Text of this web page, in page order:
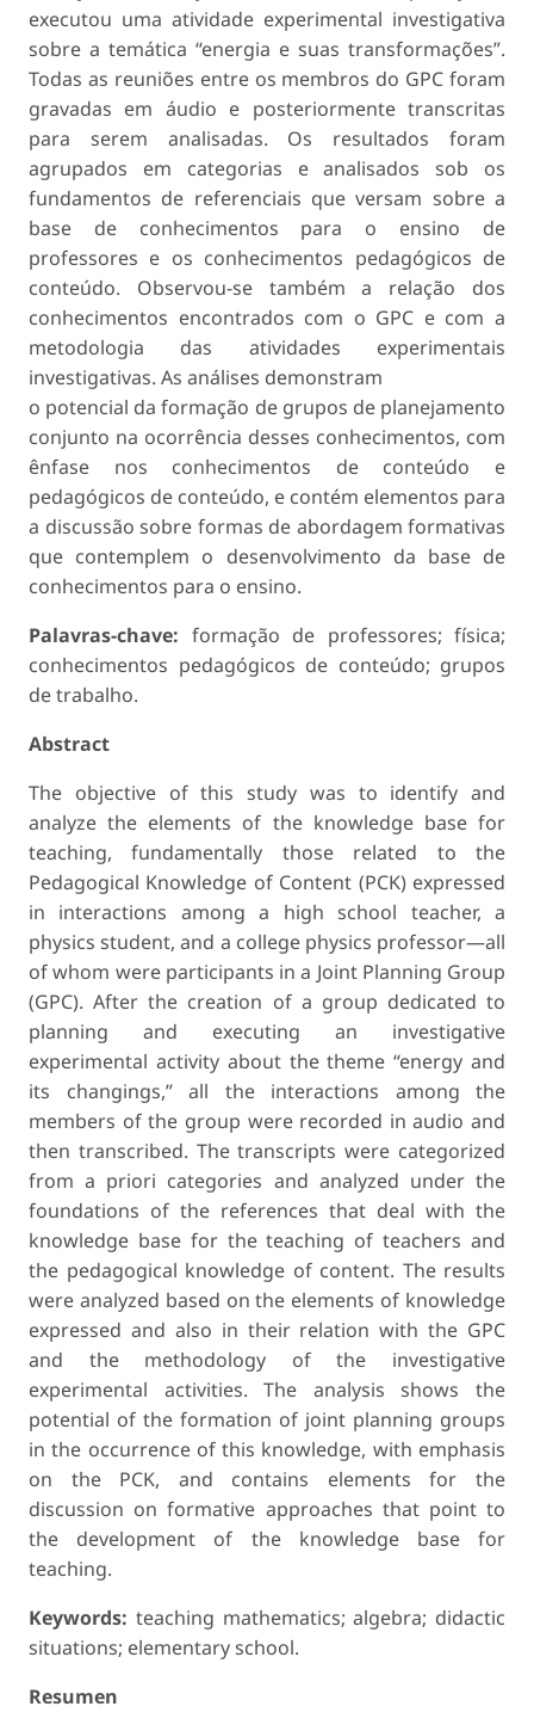
executou uma atividade experimental investigativa
sobre a temática “energia e suas transformações”.
Todas as reuniões entre os membros do GPC foram
gravadas em áudio e posteriormente transcritas
para serem analisadas. Os resultados foram
agrupados em categorias e analisados sob os
fundamentos de referenciais que versam sobre a
base de conhecimentos para o ensino de
professores e os conhecimentos pedagógicos de
conteúdo. Observou-se também a relação dos
conhecimentos encontrados com o GPC e com a
metodologia das atividades experimentais
investigativas. As análises demonstram
o potencial da formação de grupos de planejamento
conjunto na ocorrência desses conhecimentos, com
ênfase nos conhecimentos de conteúdo e
pedagógicos de conteúdo, e contém elementos para
a discussão sobre formas de abordagem formativas
que contemplem o desenvolvimento da base de
conhecimentos para o ensino.
Palavras-chave: formação de professores; física;
conhecimentos pedagógicos de conteúdo; grupos
de trabalho.
Abstract
The objective of this study was to identify and
analyze the elements of the knowledge base for
teaching, fundamentally those related to the
Pedagogical Knowledge of Content (PCK) expressed
in interactions among a high school teacher, a
physics student, and a college physics professor—all
of whom were participants in a Joint Planning Group
(GPC). After the creation of a group dedicated to
planning and executing an investigative
experimental activity about the theme “energy and
its changings,” all the interactions among the
members of the group were recorded in audio and
then transcribed. The transcripts were categorized
from a priori categories and analyzed under the
foundations of the references that deal with the
knowledge base for the teaching of teachers and
the pedagogical knowledge of content. The results
were analyzed based on the elements of knowledge
expressed and also in their relation with the GPC
and the methodology of the investigative
experimental activities. The analysis shows the
potential of the formation of joint planning groups
in the occurrence of this knowledge, with emphasis
on the PCK, and contains elements for the
discussion on formative approaches that point to
the development of the knowledge base for
teaching.
Keywords: teaching mathematics; algebra; didactic
situations; elementary school.
Resumen